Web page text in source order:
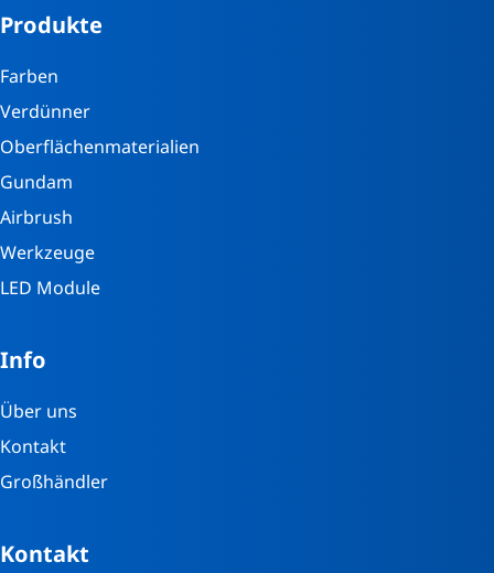
Produkte
Farben
Verdünner
Oberflächenmaterialien
Gundam
Airbrush
Werkzeuge
LED Module
Info
Über uns
Kontakt
Großhändler
Kontakt